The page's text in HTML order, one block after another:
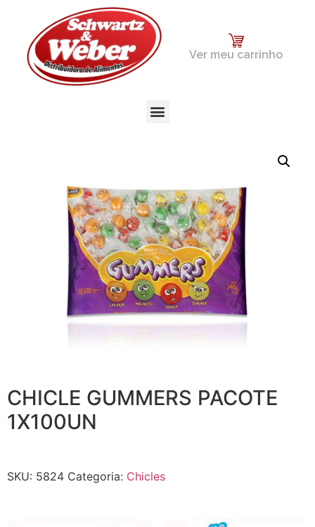
Ver meu carrinho
CHICLE GUMMERS PACOTE
1X100UN
SKU: 5824 Categoria: Chicles